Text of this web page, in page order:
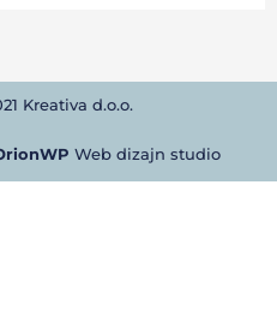
Kreativa d.o.o.
Web dizajn studio